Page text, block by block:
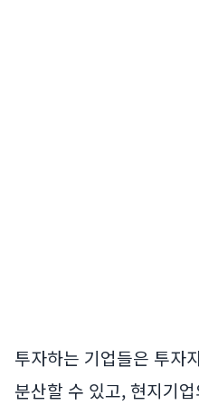
투자하는 기업들은 투자
분산할 수 있고, 현지기